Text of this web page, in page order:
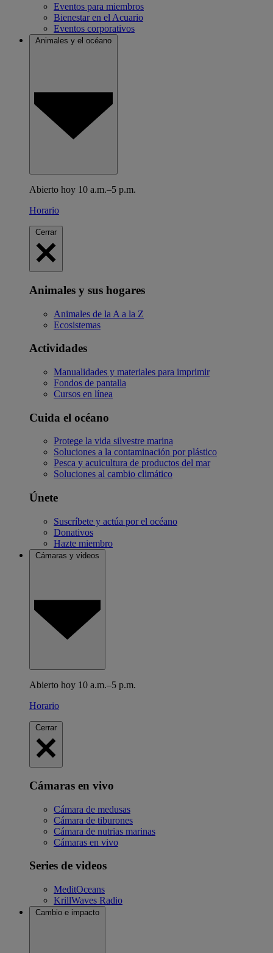
Eventos para miembros
Bienestar en el Acuario
Eventos corporativos
Animales y el océano
Abierto hoy 10 a.m.–5 p.m.
Horario
Cerrar
Animales y sus hogares
Animales de la A a la Z
Ecosistemas
Actividades
Manualidades y materiales para imprimir
Fondos de pantalla
Cursos en línea
Cuida el océano
Protege la vida silvestre marina
Soluciones a la contaminación por plástico
Pesca y acuicultura de productos del mar
Soluciones al cambio climático
Únete
Suscríbete y actúa por el océano
Donativos
Hazte miembro
Cámaras y videos
Abierto hoy 10 a.m.–5 p.m.
Horario
Cerrar
Cámaras en vivo
Cámara de medusas
Cámara de tiburones
Cámara de nutrias marinas
Cámaras en vivo
Series de videos
MeditOceans
KrillWaves Radio
Cambio e impacto